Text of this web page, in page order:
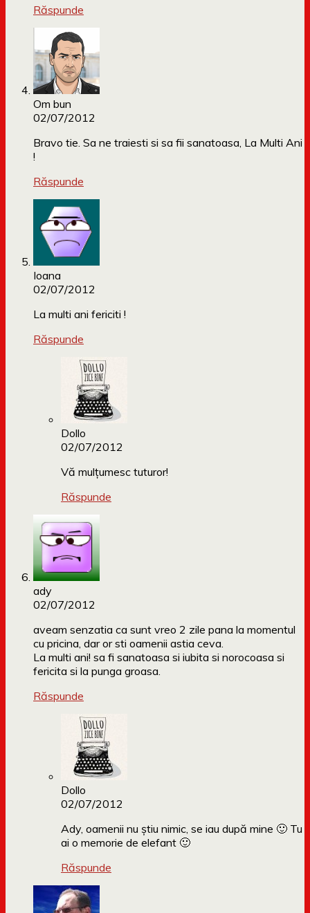
Răspunde
Om bun
02/07/2012
Bravo tie. Sa ne traiesti si sa fii sanatoasa, La Multi Ani
!
Răspunde
Ioana
02/07/2012
La multi ani fericiti !
Răspunde
Dollo
02/07/2012
Vă mulțumesc tuturor!
Răspunde
ady
02/07/2012
aveam senzatia ca sunt vreo 2 zile pana la momentul
cu pricina, dar or sti oamenii astia ceva.
La multi ani! sa fi sanatoasa si iubita si norocoasa si
fericita si la punga groasa.
Răspunde
Dollo
02/07/2012
Ady, oamenii nu știu nimic, se iau după mine 🙂 Tu
ai o memorie de elefant 🙂
Răspunde